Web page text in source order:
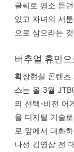
글씨로 평소 듣
있고 자녀의 서
으로 삼으라는
버추얼 휴먼
확장현실 콘텐
스는 올 3월
의 선택-비전 어
을 디지털 기술
로 앞에서 대화
나선 김영삼 전